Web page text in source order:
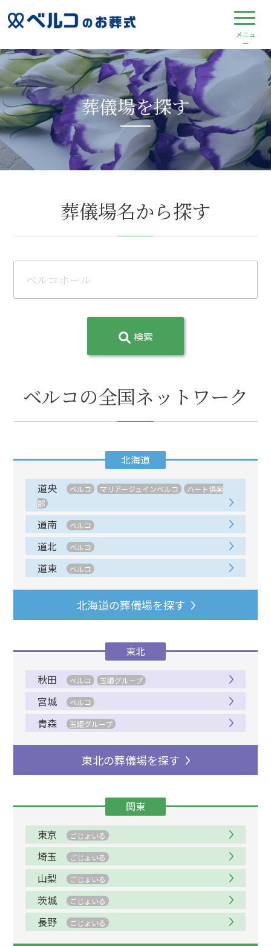
葬儀場を探す
葬儀場名から探す
検索
ベルコの全国ネットワーク
東北
秋田
ベルコ 玉姫グループ
宮城 ベルコ
青森 玉姫グループ
東北の葬儀場を探す
北海道
道央
ベルコ マリアージュインベルコ
ハート倶楽
部
道南 ベルコ
道北 ベルコ
道東 ベルコ
北海道の葬儀場を探す
関東
東京
ごじょいる
埼玉 ごじょいる
山梨 ごじょいる
茨城 ごじょいる
長野 ごじょいる